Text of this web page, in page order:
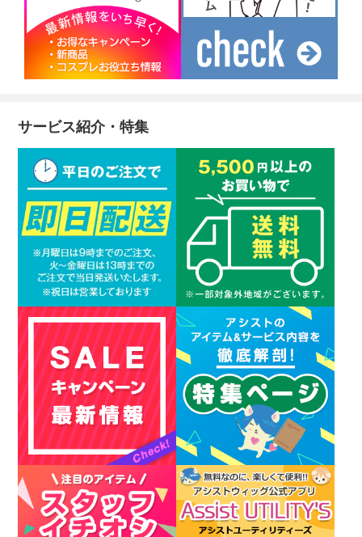
サービス紹介・特集